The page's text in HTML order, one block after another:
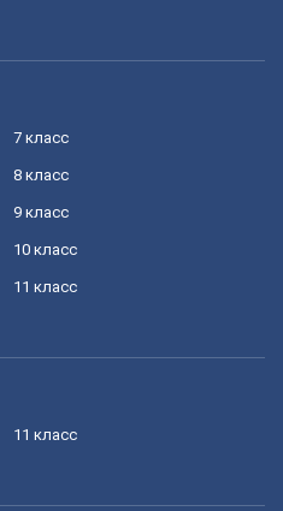
7 класс
8 класс
9 класс
10 класс
11 класс
11 класс